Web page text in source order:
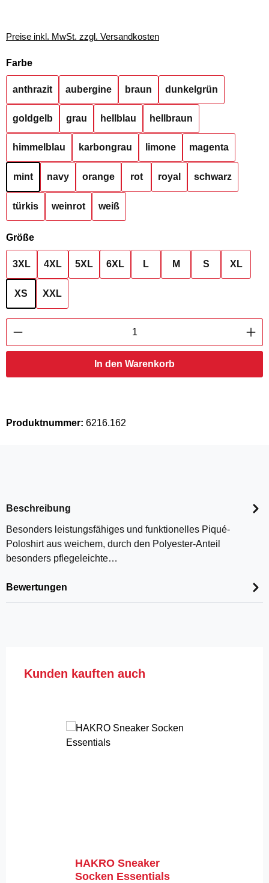
Preise inkl. MwSt. zzgl. Versandkosten
Farbeauswählen
anthrazit aubergine braun dunkelgrün
goldgelb grau hellblau hellbraun
himmelblau karbongrau limone magenta
mint navy orange rot royal schwarz
türkis weinrot weiß
Größeauswählen
3XL 4XL 5XL 6XL L M S XL
XS XXL
Produkt Anzahl: Gib den gewünschten
In den Warenkorb
Produktnummer: 6216.162
Beschreibung
Besonders leistungsfähiges und funktionelles Piqué-
Poloshirt aus weichem, durch den Polyester-Anteil
besonders pflegeleichte…
Bewertungen
Produktgalerie überspringen
Kunden kauften auch
HAKRO Sneaker
Socken Essentials